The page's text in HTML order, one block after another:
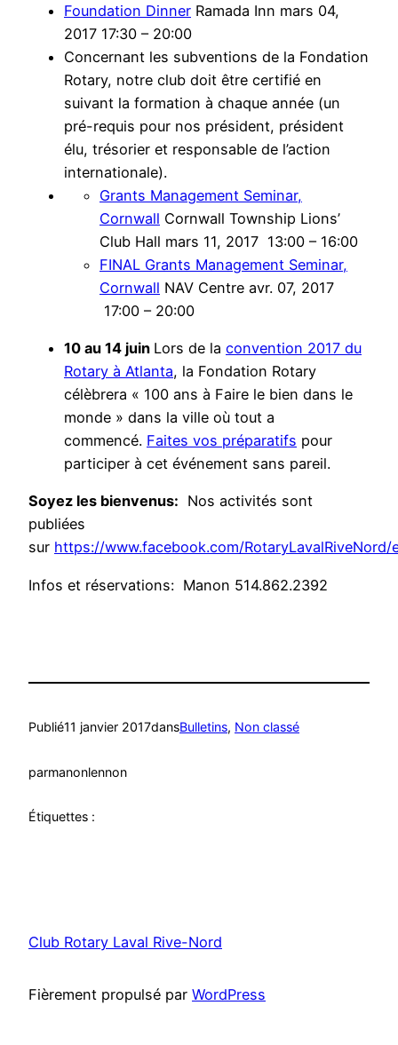
Foundation Dinner Ramada Inn mars 04,
2017 17:30 – 20:00
Concernant les subventions de la Fondation
Rotary, notre club doit être certifié en
suivant la formation à chaque année (un
pré-requis pour nos président, président
élu, trésorier et responsable de l’action
internationale).
Grants Management Seminar,
Cornwall Cornwall Township Lions’
Club Hall mars 11, 2017 13:00 – 16:00
FINAL Grants Management Seminar,
Cornwall NAV Centre avr. 07, 2017
17:00 – 20:00
10 au 14 juin Lors de la convention 2017 du
Rotary à Atlanta, la Fondation Rotary
célèbrera « 100 ans à Faire le bien dans le
monde » dans la ville où tout a
commencé. Faites vos préparatifs pour
participer à cet événement sans pareil.
Soyez les bienvenus: Nos activités sont
publiées
sur https://www.facebook.com/RotaryLavalRiveNord/
Infos et réservations: Manon 514.862.2392
Publié11 janvier 2017dansBulletins, Non classé
parmanonlennon
Étiquettes :
Club Rotary Laval Rive-Nord
Fièrement propulsé par WordPress